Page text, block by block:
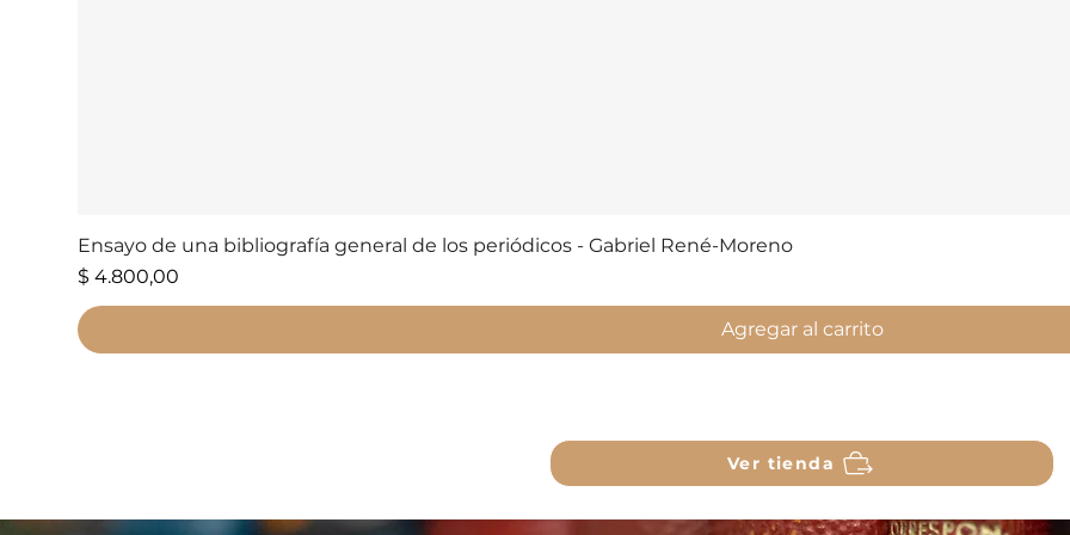
Ensayo de una bibliografía general de los periódicos - Gabriel René-Moreno
Precio
$ 4.800,00
Agregar al carrito
Ver tienda